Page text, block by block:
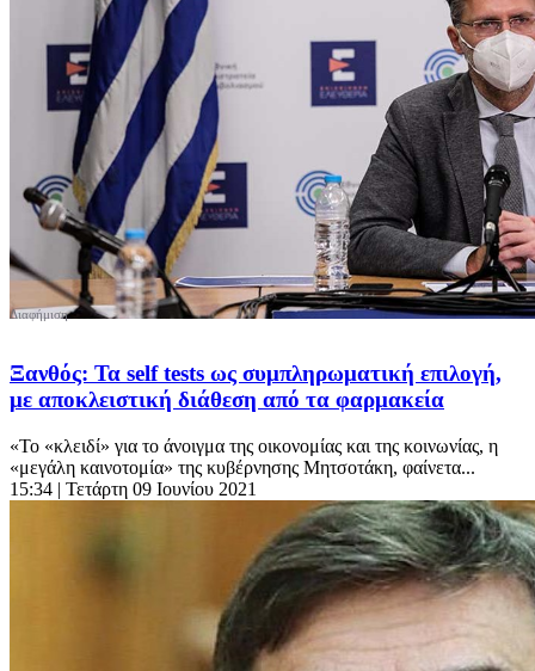
Ξανθός: Τα self tests ως συμπληρωματική επιλογή,
με αποκλειστική διάθεση από τα φαρμακεία
«Το «κλειδί» για το άνοιγμα της οικονομίας και της κοινωνίας, η
«μεγάλη καινοτομία» της κυβέρνησης Μητσοτάκη, φαίνετα...
15:34 | Τετάρτη 09 Ιουνίου 2021